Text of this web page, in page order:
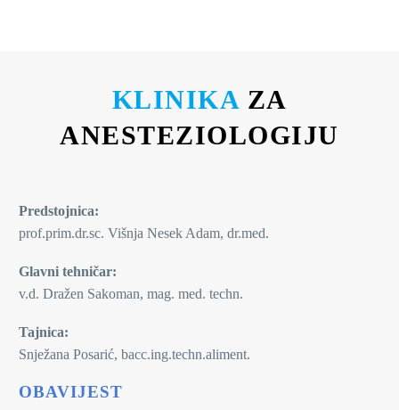
KLINIKA ZA
ANESTEZIOLOGIJU
Predstojnica:
prof.prim.dr.sc. Višnja Nesek Adam, dr.med.
Glavni tehničar:
v.d. Dražen Sakoman, mag. med. techn.
Tajnica:
Snježana Posarić, bacc.ing.techn.aliment.
OBAVIJEST